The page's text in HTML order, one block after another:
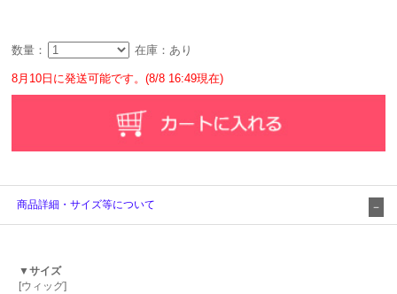
数量： 在庫：あり
8月10日に発送可能です。(8/8 16:49現在)
商品詳細・サイズ等について
▼サイズ
[ウィッグ]